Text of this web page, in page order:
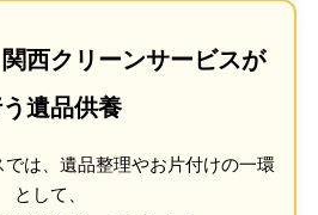
西クリーンサービスが
遺品供養
は、遺品整理やお片付けの一環
として、